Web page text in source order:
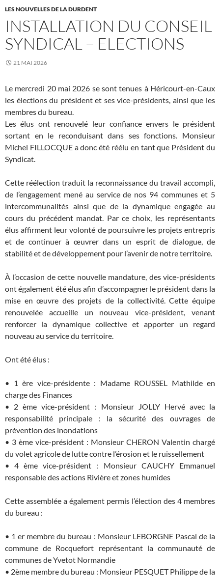
LES NOUVELLES DE LA DURDENT
INSTALLATION DU CONSEIL
SYNDICAL – ELECTIONS
21 MAI 2026
Le mercredi 20 mai 2026 se sont tenues à Héricourt-en-Caux
les élections du président et ses vice-présidents, ainsi que les
membres du bureau.
Les élus ont renouvelé leur confiance envers le président
sortant en le reconduisant dans ses fonctions. Monsieur
Michel FILLOCQUE a donc été réélu en tant que Président du
Syndicat.
Cette réélection traduit la reconnaissance du travail accompli,
de l’engagement mené au service de nos 94 communes et 5
intercommunalités ainsi que de la dynamique engagée au
cours du précédent mandat. Par ce choix, les représentants
élus affirment leur volonté de poursuivre les projets entrepris
et de continuer à œuvrer dans un esprit de dialogue, de
stabilité et de développement pour l’avenir de notre territoire.
À l’occasion de cette nouvelle mandature, des vice-présidents
ont également été élus afin d’accompagner le président dans la
mise en œuvre des projets de la collectivité. Cette équipe
renouvelée accueille un nouveau vice-président, venant
renforcer la dynamique collective et apporter un regard
nouveau au service du territoire.
Ont été élus :
• 1 ère vice-présidente : Madame ROUSSEL Mathilde en
charge des Finances
• 2 ème vice-président : Monsieur JOLLY Hervé avec la
responsabilité principale : la sécurité des ouvrages de
prévention des inondations
• 3 ème vice-président : Monsieur CHERON Valentin chargé
du volet agricole de lutte contre l’érosion et le ruissellement
• 4 ème vice-président : Monsieur CAUCHY Emmanuel
responsable des actions Rivière et zones humides
Cette assemblée a également permis l’élection des 4 membres
du bureau :
• 1 er membre du bureau : Monsieur LEBORGNE Pascal de la
commune de Rocquefort représentant la communauté de
communes de Yvetot Normandie
• 2ème membre du bureau : Monsieur PESQUET Philippe de la